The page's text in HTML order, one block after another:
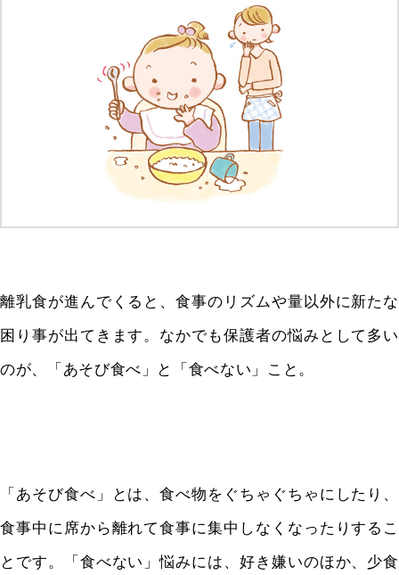
離乳食が進んでくると、食事のリズムや量以外に新たな
困り事が出てきます。なかでも保護者の悩みとして多い
のが、「あそび食べ」と「食べない」こと。
「あそび食べ」とは、食べ物をぐちゃぐちゃにしたり、
食事中に席から離れて食事に集中しなくなったりするこ
とです。「食べない」悩みには、好き嫌いのほか、少食